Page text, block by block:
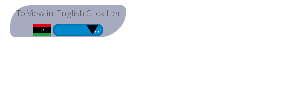
To View in English Click Her